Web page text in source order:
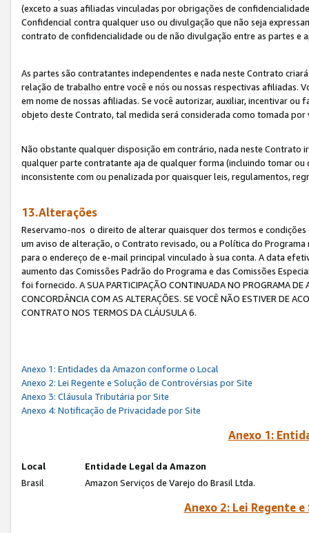
(exceto a suas afiliadas vinculadas por obrigações de
Confidencial contra qualquer uso ou divulgação que não seja
contrato de confidencialidade ou de não divulgação entre as partes e
As partes são contratantes independentes e nada neste Contrato
relação de trabalho entre você e nós ou nossas respectivas afiliadas.
em nome de nossas afiliadas. Se você autorizar, auxiliar, incentivar
objeto deste Contrato, tal medida será considerada como tomada por
Não obstante qualquer disposição em contrário, nada neste
qualquer parte contratante aja de qualquer forma (incluindo tomar ou
inconsistente com ou penalizada por quaisquer leis, regulamentos,
13.Alterações
Reservamo-nos o direito de alterar quaisquer dos termos e
um aviso de alteração, o Contrato revisado, ou a Política do
para o endereço de e-mail principal vinculado à sua conta. A data
aumento das Comissões Padrão do Programa e das Comissões
foi fornecido. A SUA PARTICIPAÇÃO CONTINUADA NO PROGRAMA DE
CONCORDÂNCIA COM AS ALTERAÇÕES. SE VOCÊ NÃO ESTIVER DE
CONTRATO NOS TERMOS DA CLÁUSULA 6.
Anexo 1: Entidades da Amazon conforme o Local
Anexo 2: Lei Regente e Solução de Controvérsias por Site
Anexo 3: Cláusula Tributária por Site
Anexo 4: Notificação de Privacidade por Site
Anexo 1:
Local
Entidade Legal da Amazon
Brasil
Amazon Serviços de Varejo do Brasil Ltda.
Anexo 2: Lei Regente